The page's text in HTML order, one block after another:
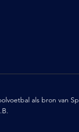
als bron van